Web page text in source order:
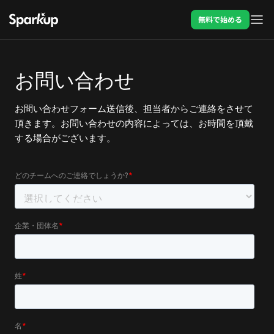
無料で始める
お問い合わせ
お問い合わせフォーム送信後、担当者からご連絡をさせて
頂きます。お問い合わせの内容によっては、お時間を頂戴
する場合がございます。